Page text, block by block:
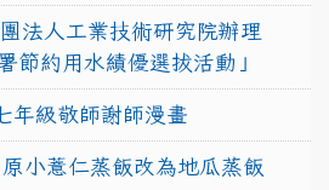
法人工業技術研究院辦理
節約用水績優選拔活動」
年級敬師謝師漫畫
小薏仁蒸飯改為地瓜蒸飯